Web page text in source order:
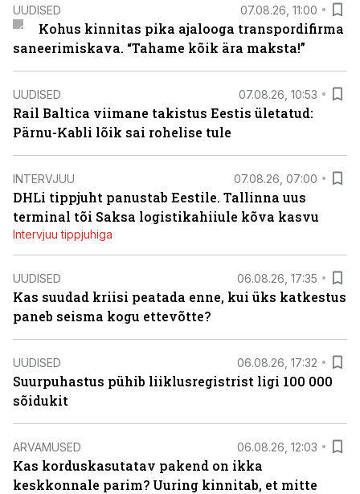
UUDISED 07.08.26, 11:00
Kohus kinnitas pika ajalooga transpordifirma
saneerimiskava. “Tahame kõik ära maksta!”
UUDISED 07.08.26, 10:53
Rail Baltica viimane takistus Eestis ületatud:
Pärnu-Kabli lõik sai rohelise tule
INTERVJUU 07.08.26, 07:00
DHLi tippjuht panustab Eestile. Tallinna uus
terminal tõi Saksa logistikahiiule kõva kasvu
Intervjuu tippjuhiga
UUDISED 06.08.26, 17:35
Kas suudad kriisi peatada enne, kui üks katkestus
paneb seisma kogu ettevõtte?
UUDISED 06.08.26, 17:32
Suurpuhastus pühib liiklusregistrist ligi 100 000
sõidukit
ARVAMUSED 06.08.26, 12:03
Kas korduskasutatav pakend on ikka
keskkonnale parim? Uuring kinnitab, et mitte